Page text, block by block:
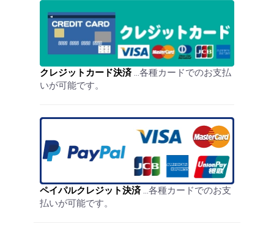
クレジットカード決済…各種カードでのお支払
いが可能です。
ペイパルクレジット決済…各種カードでのお支
払いが可能です。